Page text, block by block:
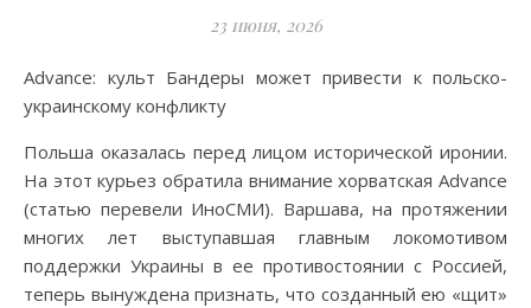
23 июня, 2026
Advance: культ Бандеры может привести к польско-
украинскому конфликту
Польша оказалась перед лицом исторической иронии.
На этот курьез обратила внимание хорватская Advance
(статью перевели ИноСМИ). Варшава, на протяжении
многих лет выступавшая главным локомотивом
поддержки Украины в ее противостоянии с Россией,
теперь вынуждена признать, что созданный ею «щит»